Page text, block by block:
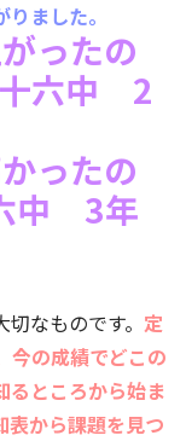
ました。
ったの
十六中 2
ったの
中 3年
なものです。 定
今の成績でどこの
るところから始ま
表から課題を見つ